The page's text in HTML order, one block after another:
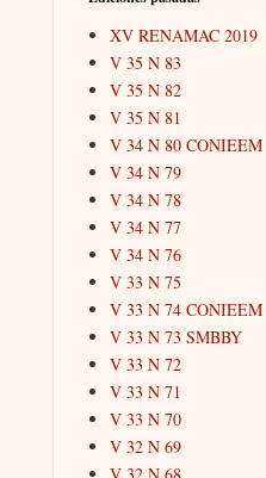
XV RENAMAC 2019
V 35 N 83
V 35 N 82
V 35 N 81
V 34 N 80 CONIEEM
V 34 N 79
V 34 N 78
V 34 N 77
V 34 N 76
V 33 N 75
V 33 N 74 CONIEEM
V 33 N 73 SMBBY
V 33 N 72
V 33 N 71
V 33 N 70
V 32 N 69